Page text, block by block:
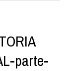
parte-